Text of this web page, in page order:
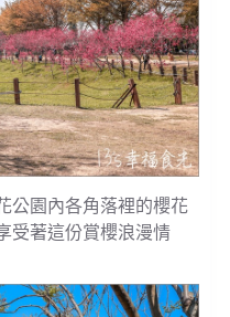
公園內各角落裡的櫻花
受著這份賞櫻浪漫情